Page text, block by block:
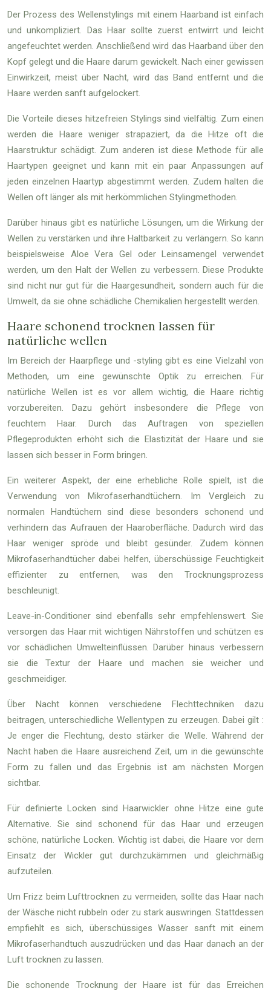
Der Prozess des Wellenstylings mit einem Haarband ist einfach
und unkompliziert. Das Haar sollte zuerst entwirrt und leicht
angefeuchtet werden. Anschließend wird das Haarband über den
Kopf gelegt und die Haare darum gewickelt. Nach einer gewissen
Einwirkzeit, meist über Nacht, wird das Band entfernt und die
Haare werden sanft aufgelockert.
Die Vorteile dieses hitzefreien Stylings sind vielfältig. Zum einen
werden die Haare weniger strapaziert, da die Hitze oft die
Haarstruktur schädigt. Zum anderen ist diese Methode für alle
Haartypen geeignet und kann mit ein paar Anpassungen auf
jeden einzelnen Haartyp abgestimmt werden. Zudem halten die
Wellen oft länger als mit herkömmlichen Stylingmethoden.
Darüber hinaus gibt es natürliche Lösungen, um die Wirkung der
Wellen zu verstärken und ihre Haltbarkeit zu verlängern. So kann
beispielsweise Aloe Vera Gel oder Leinsamengel verwendet
werden, um den Halt der Wellen zu verbessern. Diese Produkte
sind nicht nur gut für die Haargesundheit, sondern auch für die
Umwelt, da sie ohne schädliche Chemikalien hergestellt werden.
Haare schonend trocknen lassen für
natürliche wellen
Im Bereich der Haarpflege und -styling gibt es eine Vielzahl von
Methoden, um eine gewünschte Optik zu erreichen. Für
natürliche Wellen ist es vor allem wichtig, die Haare richtig
vorzubereiten. Dazu gehört insbesondere die Pflege von
feuchtem Haar. Durch das Auftragen von speziellen
Pflegeprodukten erhöht sich die Elastizität der Haare und sie
lassen sich besser in Form bringen.
Ein weiterer Aspekt, der eine erhebliche Rolle spielt, ist die
Verwendung von Mikrofaserhandtüchern. Im Vergleich zu
normalen Handtüchern sind diese besonders schonend und
verhindern das Aufrauen der Haaroberfläche. Dadurch wird das
Haar weniger spröde und bleibt gesünder. Zudem können
Mikrofaserhandtücher dabei helfen, überschüssige Feuchtigkeit
effizienter zu entfernen, was den Trocknungsprozess
beschleunigt.
Leave-in-Conditioner sind ebenfalls sehr empfehlenswert. Sie
versorgen das Haar mit wichtigen Nährstoffen und schützen es
vor schädlichen Umwelteinflüssen. Darüber hinaus verbessern
sie die Textur der Haare und machen sie weicher und
geschmeidiger.
Über Nacht können verschiedene Flechttechniken dazu
beitragen, unterschiedliche Wellentypen zu erzeugen. Dabei gilt :
Je enger die Flechtung, desto stärker die Welle. Während der
Nacht haben die Haare ausreichend Zeit, um in die gewünschte
Form zu fallen und das Ergebnis ist am nächsten Morgen
sichtbar.
Für definierte Locken sind Haarwickler ohne Hitze eine gute
Alternative. Sie sind schonend für das Haar und erzeugen
schöne, natürliche Locken. Wichtig ist dabei, die Haare vor dem
Einsatz der Wickler gut durchzukämmen und gleichmäßig
aufzuteilen.
Um Frizz beim Lufttrocknen zu vermeiden, sollte das Haar nach
der Wäsche nicht rubbeln oder zu stark auswringen. Stattdessen
empfiehlt es sich, überschüssiges Wasser sanft mit einem
Mikrofaserhandtuch auszudrücken und das Haar danach an der
Luft trocknen zu lassen.
Die schonende Trocknung der Haare ist für das Erreichen